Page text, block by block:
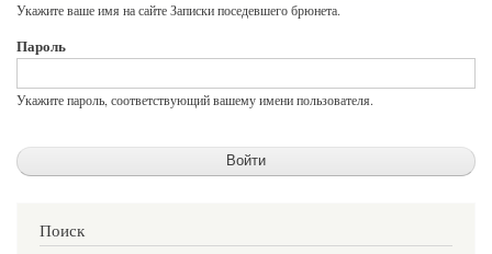
Укажите ваше имя на сайте Записки поседевшего брюнета.
Пароль
Укажите пароль, соответствующий вашему имени пользователя.
Поиск